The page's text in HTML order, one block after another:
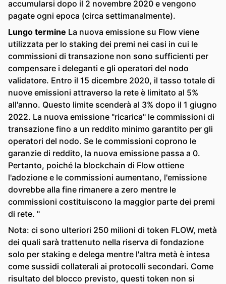
accumularsi dopo il 2 novembre 2020 e vengono
pagate ogni epoca (circa settimanalmente).
Lungo termine La nuova emissione su Flow viene
utilizzata per lo staking dei premi nei casi in cui le
commissioni di transazione non sono sufficienti per
compensare i deleganti e gli operatori del nodo
validatore. Entro il 15 dicembre 2020, il tasso totale di
nuove emissioni attraverso la rete è limitato al 5%
all'anno. Questo limite scenderà al 3% dopo il 1 giugno
2022. La nuova emissione "ricarica" ​​le commissioni di
transazione fino a un reddito minimo garantito per gli
operatori del nodo. Se le commissioni coprono le
garanzie di reddito, la nuova emissione passa a 0.
Pertanto, poiché la blockchain di Flow ottiene
l'adozione e le commissioni aumentano, l'emissione
dovrebbe alla fine rimanere a zero mentre le
commissioni costituiscono la maggior parte dei premi
di rete. "
Nota: ci sono ulteriori 250 milioni di token FLOW, metà
dei quali sarà trattenuto nella riserva di fondazione
solo per staking e delega mentre l'altra metà è intesa
come sussidi collaterali ai protocolli secondari. Come
risultato del blocco previsto, questi token non si